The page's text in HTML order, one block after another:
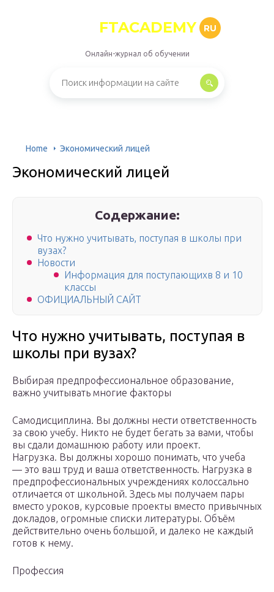
FTACADEMY RU
Онлайн-журнал об обучении
Home Экономический лицей
Экономический лицей
Содержание:
Что нужно учитывать, поступая в школы при
вузах?
Новости
Информация для поступающихв 8 и 10
классы
ОФИЦИАЛЬНЫЙ САЙТ
Что нужно учитывать, поступая в
школы при вузах?
Выбирая предпрофессиональное образование,
важно учитывать многие факторы
Самодисциплина. Вы должны нести ответственность
за свою учебу. Никто не будет бегать за вами, чтобы
вы сдали домашнюю работу или проект.
Нагрузка. Вы должны хорошо понимать, что учеба
— это ваш труд и ваша ответственность. Нагрузка в
предпрофессиональных учреждениях колоссально
отличается от школьной. Здесь мы получаем пары
вместо уроков, курсовые проекты вместо привычных
докладов, огромные списки литературы. Объём
действительно очень большой, и далеко не каждый
готов к нему.
Профессия